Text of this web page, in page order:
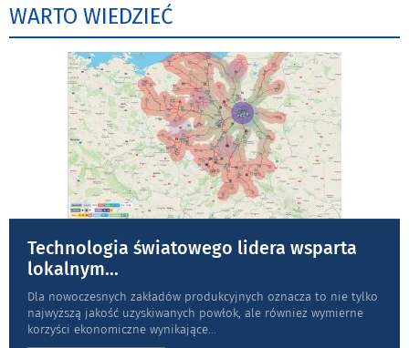
WARTO WIEDZIEĆ
Technologia światowego lidera wsparta
lokalnym...
Dla nowoczesnych zakładów produkcyjnych oznacza to nie tylko
najwyższą jakość uzyskiwanych powłok, ale również wymierne
korzyści ekonomiczne wynikające...